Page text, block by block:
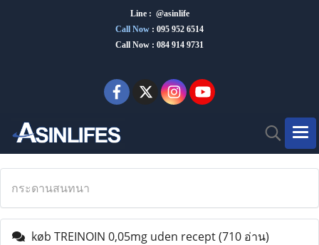
Line : @asinlife
Call Now : 095 952 6514
Call Now : 084 914 9731
กระดานสนทนา
køb TREINOIN 0,05mg uden recept(710 อ่าน)